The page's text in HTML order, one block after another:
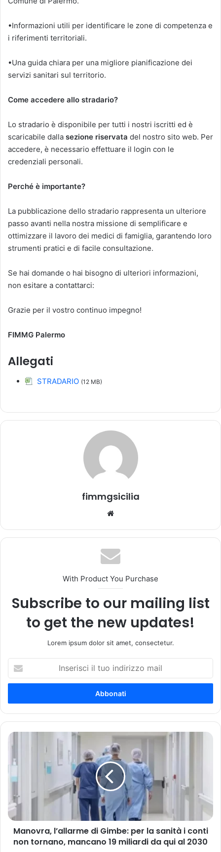
•Informazioni utili per identificare le zone di competenza e
i riferimenti territoriali.
•Una guida chiara per una migliore pianificazione dei
servizi sanitari sul territorio.
Come accedere allo stradario?
Lo stradario è disponibile per tutti i nostri iscritti ed è
scaricabile dalla sezione riservata del nostro sito web. Per
accedere, è necessario effettuare il login con le
credenziali personali.
Perché è importante?
La pubblicazione dello stradario rappresenta un ulteriore
passo avanti nella nostra missione di semplificare e
ottimizzare il lavoro dei medici di famiglia, garantendo loro
strumenti pratici e di facile consultazione.
Se hai domande o hai bisogno di ulteriori informazioni,
non esitare a contattarci:
Grazie per il vostro continuo impegno!
FIMMG Palermo
Allegati
STRADARIO (12 MB)
fimmgsicilia
te
With Product You Purchase
Subscribe to our mailing list
to get the new updates!
Lorem ipsum dolor sit amet, consectetur.
s
r
i
c
l
i
n
M
o
v
,
l
Manovra, l’allarme di Gimbe: per la sanità i conti
non tornano, mancano 19 miliardi da qui al 2030